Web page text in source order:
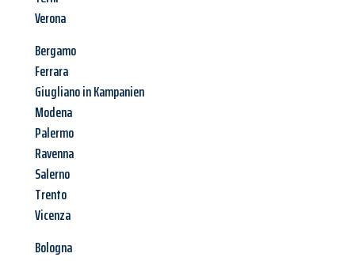
Verona
Bergamo
Ferrara
Giugliano in Kampanien
Modena
Palermo
Ravenna
Salerno
Trento
Vicenza
Bologna